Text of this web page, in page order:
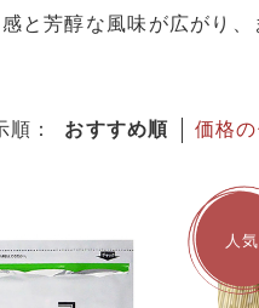
と芳醇な風味が広がり
順： おすすめ順 価格